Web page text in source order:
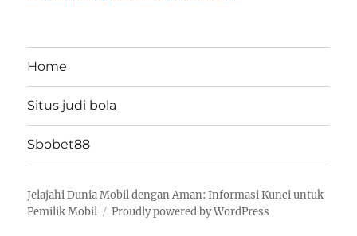
Home
Situs judi bola
Sbobet88
Jelajahi Dunia Mobil dengan Aman: Informasi Kunci untuk
Pemilik Mobil
Proudly powered by WordPress